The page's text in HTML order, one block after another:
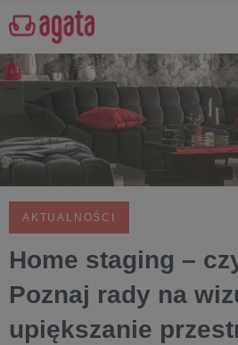
AKTUALNOŚCI
Home staging –
Poznaj rady na
upiększanie